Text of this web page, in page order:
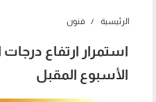
الرئيسية فنون
استمرار ارتفاع درجات
الأسبوع المقبل